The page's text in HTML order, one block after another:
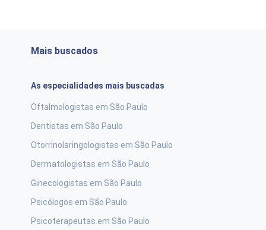
Mais buscados
As especialidades mais buscadas
Oftalmologistas em São Paulo
Dentistas em São Paulo
Otorrinolaringologistas em São Paulo
Dermatologistas em São Paulo
Ginecologistas em São Paulo
Psicólogos em São Paulo
Psicoterapeutas em São Paulo